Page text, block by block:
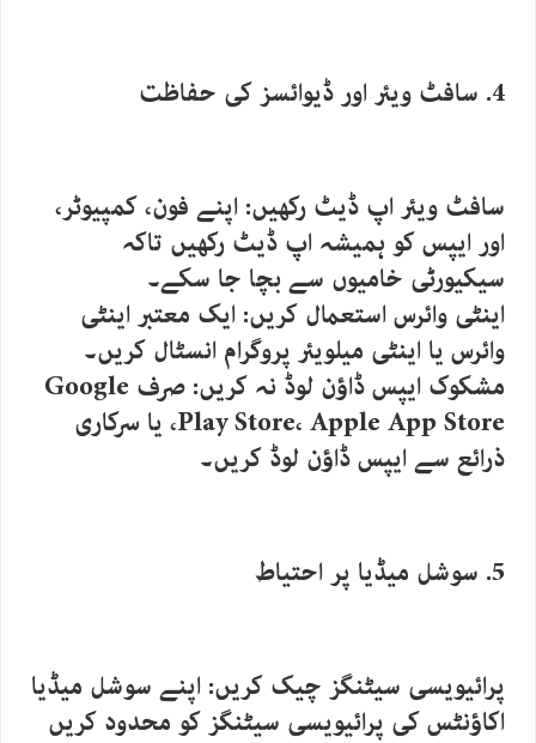
4. سافٹ ویئر اور ڈیوائسز کی حفاظت
سافٹ ویئر اپ ڈیٹ رکھیں: اپنے فون، کمپیوٹر،
اور ایپس کو ہمیشہ اپ ڈیٹ رکھیں تاکہ
سیکیورٹی خامیوں سے بچا جا سکے۔
اینٹی وائرس استعمال کریں: ایک معتبر اینٹی
وائرس یا اینٹی میلویئر پروگرام انسٹال کریں۔
مشکوک ایپس ڈاؤن لوڈ نہ کریں: صرف Google
Play Store، Apple App Store، یا سرکاری
ذرائع سے ایپس ڈاؤن لوڈ کریں۔
5. سوشل میڈیا پر احتیاط
پرائیویسی سیٹنگز چیک کریں: اپنے سوشل میڈیا
اکاؤنٹس کی پرائیویسی سیٹنگز کو محدود کریں